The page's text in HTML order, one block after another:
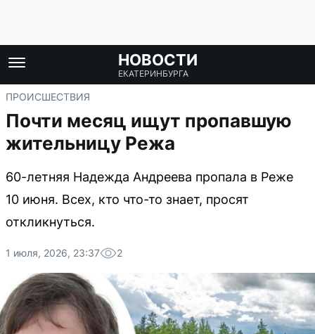
НОВОСТИ
ЕКАТЕРИНБУРГА
ПРОИСШЕСТВИЯ
Почти месяц ищут пропавшую
жительницу Режа
60-летняя Надежда Андреева пропала в Реже
10 июня. Всех, кто что-то знает, просят
откликнуться.
1 июля, 2026, 23:37 2